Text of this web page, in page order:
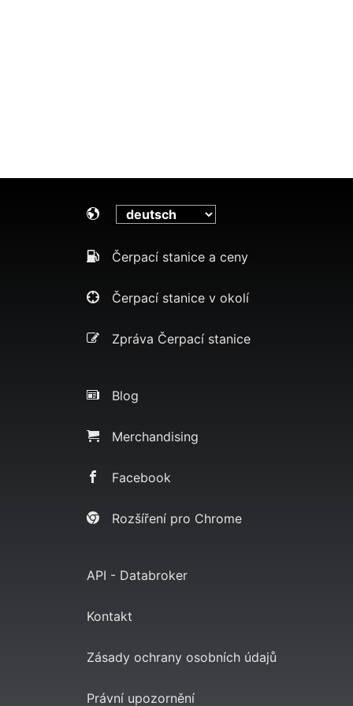
Čerpací stanice a ceny
Čerpací stanice v okolí
Zpráva Čerpací stanice
Blog
Merchandising
Facebook
Rozšíření pro Chrome
API - Databroker
Kontakt
Zásady ochrany osobních údajů
Právní upozornění